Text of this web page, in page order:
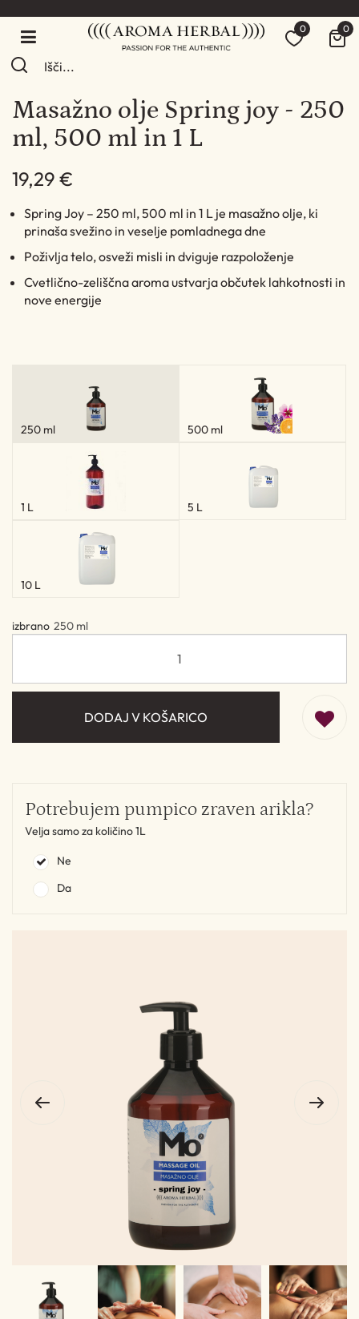
0 0
Masažno olje Spring joy - 250
ml, 500 ml in 1 L
19,29 €
Spring Joy – 250 ml, 500 ml in 1 L je masažno olje, ki
prinaša svežino in veselje pomladnega dne
Poživlja telo, osveži misli in dviguje razpoloženje
Cvetlično-zeliščna aroma ustvarja občutek lahkotnosti in
nove energije
250 ml 500 ml
1 L 5 L
10 L
izbrano 250 ml
DODAJ V KOŠARICO
Potrebujem pumpico zraven arikla?
Velja samo za količino 1L
Ne
Da